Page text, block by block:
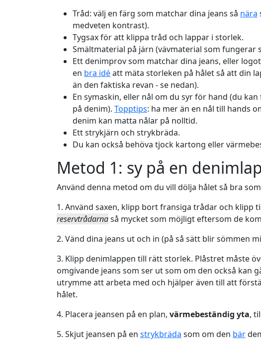
Tråd: välj en färg som matchar dina jeans så nära
medveten kontrast).
Tygsax för att klippa tråd och lappar i storlek.
Smältmaterial på järn (vävmaterial som
Ett denimprov som matchar dina jeans, eller
en bra idéatt mäta storleken på hålet så att din
än den faktiska revan - se nedan).
En symaskin, eller nål om du syr för hand (du
på denim). Topptips: ha mer än en nål till hands
denim kan matta nålar på nolltid.
Ett strykjärn och strykbräda.
Du kan också behöva tjock kartong eller
Metod 1: sy på en
Använd denna metod om du vill dölja hålet så bra
1. Använd saxen, klipp bort fransiga trådar och klipp
reservtrådarnaså mycket som möjligt eftersom de
2. Vänd dina jeans ut och in (på så sätt blir sömmen
3. Klipp denimlappen till rätt storlek. Plåstret måste
omgivande jeans som ser ut som om den också kan
utrymme att arbeta med och hjälper även till att
hålet.
4. Placera jeansen på en plan, värmebeständig yta,
5. Skjut jeansen på en strykbräda som om den bär